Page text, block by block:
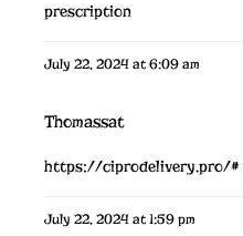
prescription
July 22, 2024 at 6:09 am
Thomassat
https://ciprodelivery.pro/#
July 22, 2024 at 1:59 pm